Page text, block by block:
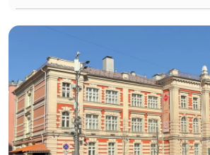
Veliky Novgorod
Penza
Barnaul
An toàn kỹ thuật và môi trường
An toàn môi trường kỹ thuật
An toàn thông tin
Biên - Phiên dịch